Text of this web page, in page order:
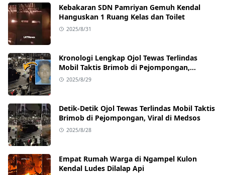
Kebakaran SDN Pamriyan Gemuh Kendal
Hanguskan 1 Ruang Kelas dan Toilet
2025/8/31
Kronologi Lengkap Ojol Tewas Terlindas
Mobil Taktis Brimob di Pejompongan,
Ternyata Sedang Antar Orderan
2025/8/29
Detik-Detik Ojol Tewas Terlindas Mobil Taktis
Brimob di Pejompongan, Viral di Medsos
2025/8/28
Empat Rumah Warga di Ngampel Kulon
Kendal Ludes Dilalap Api